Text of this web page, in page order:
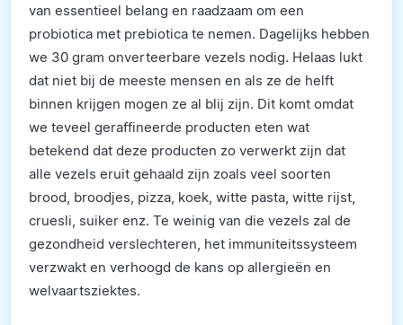
van essentieel belang en raadzaam om een
probiotica met prebiotica te nemen. Dagelijks hebben
we 30 gram onverteerbare vezels nodig. Helaas lukt
dat niet bij de meeste mensen en als ze de helft
binnen krijgen mogen ze al blij zijn. Dit komt omdat
we teveel geraffineerde producten eten wat
betekend dat deze producten zo verwerkt zijn dat
alle vezels eruit gehaald zijn zoals veel soorten
brood, broodjes, pizza, koek, witte pasta, witte rijst,
cruesli, suiker enz. Te weinig van die vezels zal de
gezondheid verslechteren, het immuniteitssysteem
verzwakt en verhoogd de kans op allergieën en
welvaartsziektes.